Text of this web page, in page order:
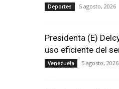
Deportes 5 agosto, 2026
Presidenta (E)
uso eficiente del
Venezuela 5 agosto, 2026